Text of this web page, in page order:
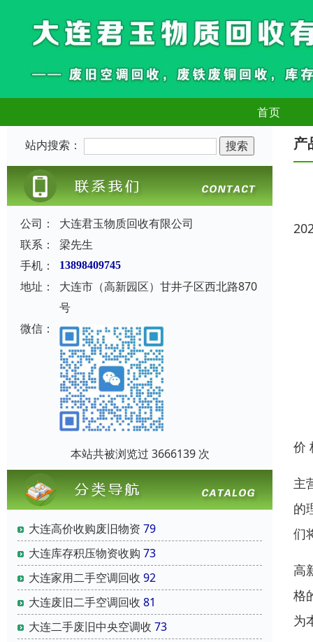
首页
站内搜索：
公司：
大连君玉物质回收有限公司
联系：
梁先生
手机：
13898409745
地址：
大连市（高新园区）甘井子区西北路870
号
微信：
本站共被浏览过 3666139 次
大连高价收购废旧物资 79
大连库存积压物资收购 73
大连家用二手空调回收 92
大连废旧二手空调回收 81
大连二手废旧中央空调收 73
产
价
主
的
们
高
格
为